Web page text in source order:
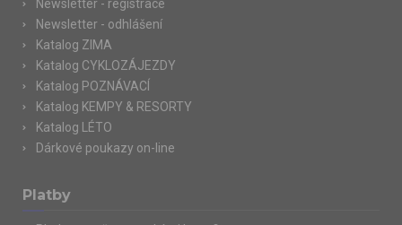
Newsletter - registrace
Newsletter - odhlášení
Katalog ZIMA
Katalog CYKLOZÁJEZDY
Katalog POZNÁVACÍ
Katalog KEMPY & RESORTY
Katalog LÉTO
Dárkové poukazy on-line
Platby